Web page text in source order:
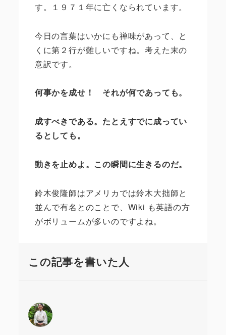
す。１９７１年に亡くなられています。
今日の言葉はいかにも禅味があって、と
くに第２行が難しいですね。考えた末の
意訳です。
何事かを成せ！ それが何であっても。
成すべきである。たとえすでに成ってい
るとしても。
動きを止めよ。この瞬間に生きるのだ。
鈴木俊隆師はアメリカでは鈴木大拙師と
並んで有名とのことで、 Wiki も英語の方
がボリュームが多いのですよね。
この記事を書いた人